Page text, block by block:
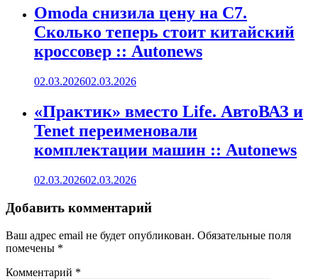
Omoda снизила цену на C7.
Сколько теперь стоит китайский
кроссовер :: Autonews
02.03.202602.03.2026
«Практик» вместо Life. АвтоВАЗ и
Tenet переименовали
комплектации машин :: Autonews
02.03.202602.03.2026
Добавить комментарий
Ваш адрес email не будет опубликован. Обязательные поля
помечены *
Комментарий *